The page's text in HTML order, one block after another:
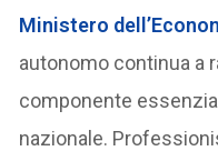
Ministero
autonomo continua a
componente
nazionale.